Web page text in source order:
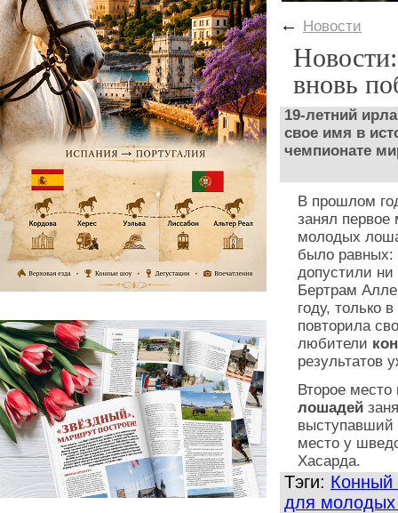
← Новости
вновь
19-летний
свое имя в
чемпионате
В прошлом
занял
молодых
было равных:
допустили ни
Бертрам
году, только
повторила
любители
результатов
Второе
лошадей
выступавший
место у
Хасарда.
Тэги: Конный
для